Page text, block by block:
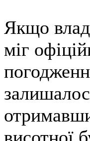
Якщо
міг